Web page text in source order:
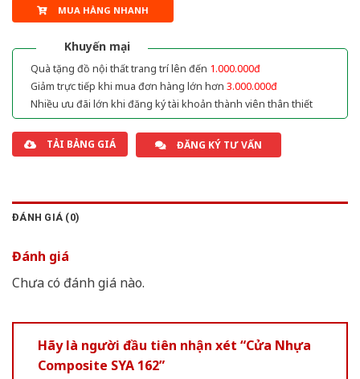
MUA HÀNG NHANH
Khuyến mại
Quà tặng đồ nội thất trang trí lên đến 1.000.000đ
Giảm trực tiếp khi mua đơn hàng lớn hơn 3.000.000đ
Nhiều ưu đãi lớn khi đăng ký tài khoản thành viên thân thiết
TẢI BẢNG GIÁ ĐĂNG KÝ TƯ VẤN
ĐÁNH GIÁ (0)
Đánh giá
Chưa có đánh giá nào.
Hãy là người đầu tiên nhận xét “Cửa Nhựa
Composite SYA 162”